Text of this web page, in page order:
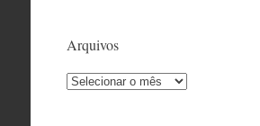
Arquivos
Arquivos